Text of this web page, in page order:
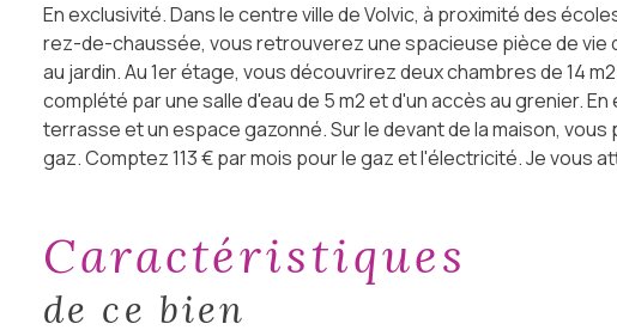
En exclusivité. Dans le centre ville de Volvic, à proximité des
rez-de-chaussée, vous retrouverez une spacieuse pièce de vie
au jardin. Au 1er étage, vous découvrirez deux chambres de 14
complété par une salle d'eau de 5 m2 et d'un accès au grenier.
terrasse et un espace gazonné. Sur le devant de la maison,
gaz. Comptez 113 € par mois pour le gaz et l'électricité. Je
caractéristiques
de ce bien